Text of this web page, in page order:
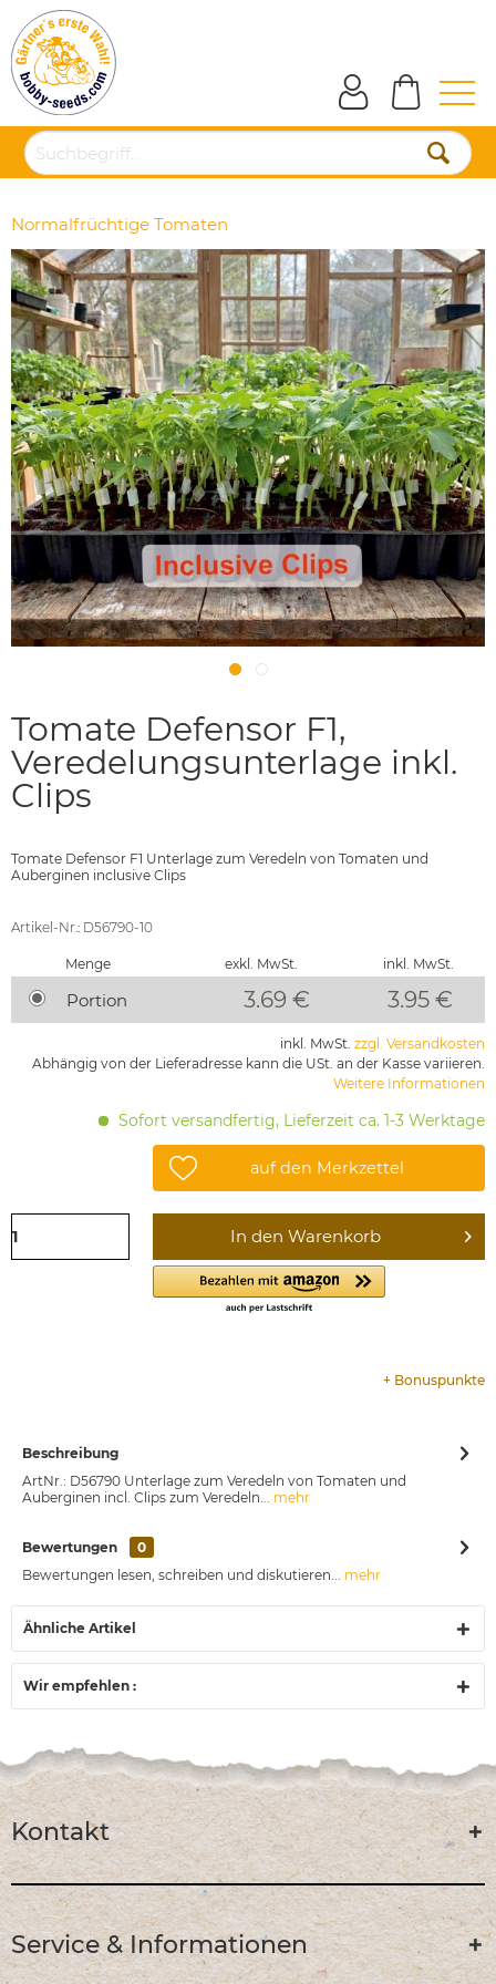
Normalfrüchtige Tomaten
Tomate Defensor F1,
Veredelungsunterlage inkl.
Clips
Tomate Defensor F1 Unterlage zum Veredeln von Tomaten und
Auberginen inclusive Clips
Artikel-Nr.: D56790-10
Menge exkl. MwSt. inkl. MwSt.
Portion 3.69 € 3.95 €
inkl. MwSt. zzgl. Versandkosten
Abhängig von der Lieferadresse kann die USt. an der Kasse variieren.
Weitere Informationen
Sofort versandfertig, Lieferzeit ca. 1-3 Werktage
auf den Merkzettel
In den Warenkorb
+ Bonuspunkte
Beschreibung
ArtNr.: D56790 Unterlage zum Veredeln von Tomaten und
Auberginen incl. Clips zum Veredeln... mehr
Bewertungen
0
Bewertungen lesen, schreiben und diskutieren... mehr
Ähnliche Artikel
Wir empfehlen :
Kontakt
Service & Informationen